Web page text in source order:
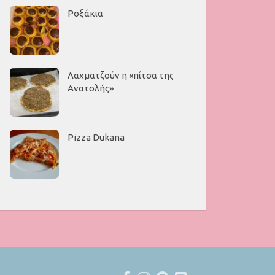
Ροξάκια
Λαχματζούν η «πίτσα της
Ανατολής»
Pizza Dukana